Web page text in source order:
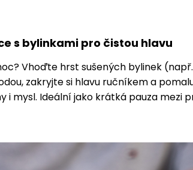
s bylinkami pro čistou hlavu
Vhoďte hrst sušených bylinek
zakryjte si hlavu ručníkem a
i mysl. Ideální jako krátká pauza mezi